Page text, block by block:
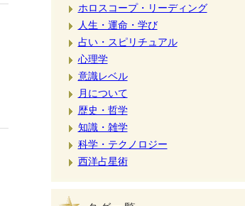
ホロスコープ・リーディング
人生・運命・学び
占い・スピリチュアル
心理学
意識レベル
月について
歴史・哲学
知識・雑学
科学・テクノロジー
西洋占星術